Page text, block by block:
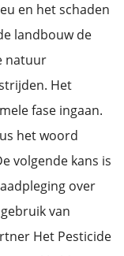
en het schaden
landbouw de
natuur
Het
fase ingaan.
het woord
volgende kans is
over
van
Het Pesticide